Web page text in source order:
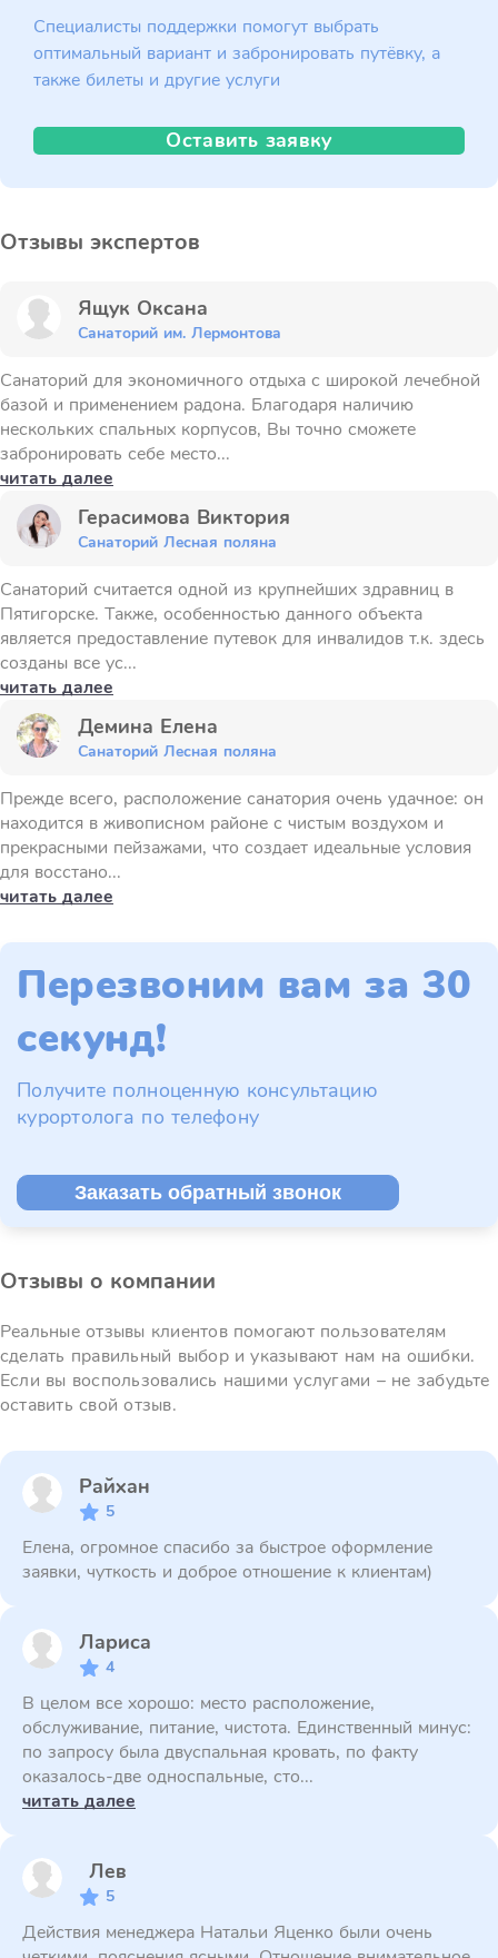
Специалисты поддержки помогут выбрать
оптимальный вариант и забронировать путёвку, а
также билеты и другие услуги
Оставить заявку
Отзывы экспертов
Ящук Оксана
Санаторий им. Лермонтова
Санаторий для экономичного отдыха с широкой лечебной
базой и применением радона. Благодаря наличию
нескольких спальных корпусов, Вы точно сможете
забронировать себе место...
читать далее
Герасимова Виктория
Санаторий Лесная поляна
Санаторий считается одной из крупнейших здравниц в
Пятигорске. Также, особенностью данного объекта
является предоставление путевок для инвалидов т.к. здесь
созданы все ус...
читать далее
Демина Елена
Санаторий Лесная поляна
Прежде всего, расположение санатория очень удачное: он
находится в живописном районе с чистым воздухом и
прекрасными пейзажами, что создает идеальные условия
для восстано...
читать далее
Перезвоним вам за 30
секунд!
Получите полноценную консультацию
курортолога по телефону
Заказать обратный звонок
Отзывы о компании
Реальные отзывы клиентов помогают пользователям
сделать правильный выбор и указывают нам на ошибки.
Если вы воспользовались нашими услугами – не забудьте
оставить свой отзыв.
Райхан
5
Елена, огромное спасибо за быстрое оформление
заявки, чуткость и доброе отношение к клиентам)
Лариса
4
В целом все хорошо: место расположение,
обслуживание, питание, чистота. Единственный минус:
по запросу была двуспальная кровать, по факту
оказалось-две односпальные, сто...
читать далее
Лев
5
Действия менеджера Натальи Яценко были очень